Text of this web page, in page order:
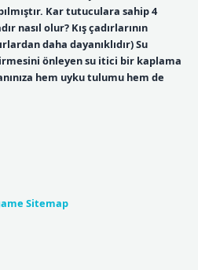
Kar tutuculara sahip 4
nasıl olur? Kış çadırlarının
daha dayanıklıdır) Su
önleyen su itici bir kaplama
hem uyku tulumu hem de
Sitemap